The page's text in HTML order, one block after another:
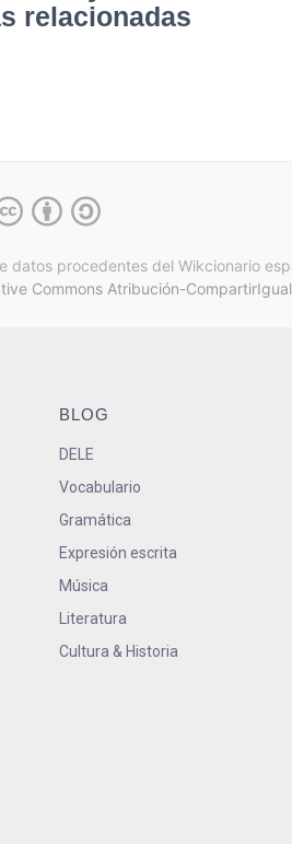
relacionadas
datos procedentes del Wikcionario
Commons Atribución-
BLOG
DELE
Vocabulario
Gramática
Expresión escrita
Música
Literatura
Cultura & Historia